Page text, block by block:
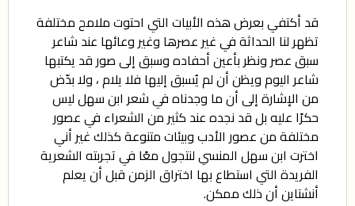
قد أكتفي بعرض هذه الأبيات التي احتوت ملامح مختلفة
تظهر لنا الحداثة في غير عصرها وغير وعائها عند شاعر
سبق عصر ونظر بأعين أحفاده وسبق إلى صور قد يكتبها
شاعر اليوم ويظن أن لم يُسبق إليها فلا يلام ، ولا بدّض
من الإشارة إلى أن ما وجدناه في شعر ابن سهل ليس
حكرًا عليه بل قد نجده عند كثير من الشعراء في عصور
مختلفة من عصور الأدب وبيئات متنوعة كذلك غير أني
اخترت ابن سهل المنسي لنتجول معًا في تجربته الشعرية
الفريدة التي استطاع بها اختراق الزمن قبل أن يعلم
أنشتاين أن ذلك ممكن.